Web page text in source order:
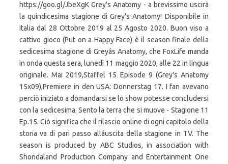
https://goo.gl/JbeXgK Grey's Anatomy - a brevissimo uscirà
la quindicesima stagione di Grey's Anatomy! Disponibile in
Italia dal 28 Ottobre 2019 al 25 Agosto 2020. Buon viso a
cattivo gioco (Put on a Happy Face) è il season finale della
sedicesima stagione di Greyâs Anatomy, che FoxLife manda
in onda questa sera, lunedì 11 maggio 2020, alle 22 in lingua
originale. Mai 2019,Staffel 15 Episode 9 (Grey's Anatomy
15x09),Premiere in den USA: Donnerstag 17. I fan avevano
perciò iniziato a domandarsi se lo show potesse concludersi
con la sedicesima. Sento la terra che si muove - Stagione 11
Ep.15. Ciò significa che il rilascio online di ogni capitolo della
storia va di pari passo allâuscita della stagione in TV. The
season is produced by ABC Studios, in association with
Shondaland Production Company and Entertainment One